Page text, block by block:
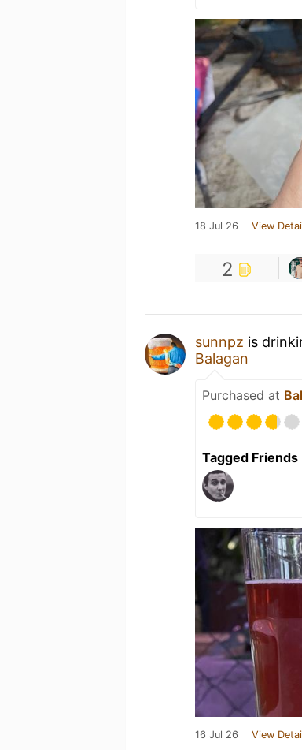
18 Jul 26 View
2
sunnpz is
Balagan
Purchased at
Tagged Friends
16 Jul 26 View